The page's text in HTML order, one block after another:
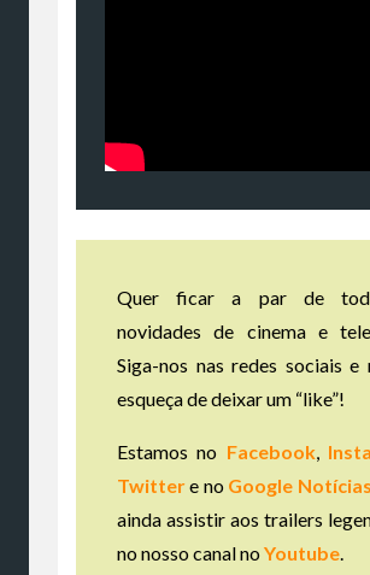
Quer ficar a par de
novidades de cinema e
Siga-nos nas redes sociais e
esqueça de deixar um “like”!
Estamos no Facebook,
Twittere no Google Notícias
ainda assistir aos trailers
no nosso canal noYoutube